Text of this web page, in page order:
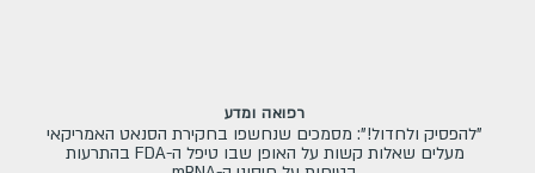
רפואה ומדע
"להפסיק ולחדול!": מסמכים שנחשפו בחקירת הסנאט האמריקאי
מעלים שאלות קשות על האופן שבו טיפל ה-FDA בהתרעות